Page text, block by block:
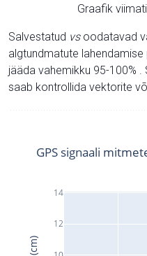
Graafik
Salvestatud vsoodatavad
algtundmatute
jääda vahemikku 95-100% .
saab kontrollida vektorite
12
14
GPS signaali